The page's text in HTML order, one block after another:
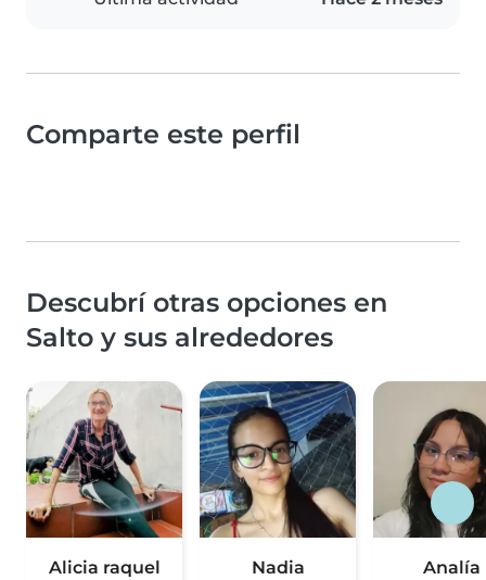
Comparte este perfil
Descubrí otras opciones en
Salto y sus alrededores
Alicia raquel Nadia Analía